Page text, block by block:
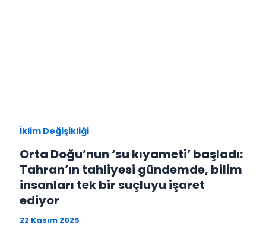
İklim Değişikliği
Orta Doğu’nun ‘su kıyameti’ başladı:
Tahran’ın tahliyesi gündemde, bilim
insanları tek bir suçluyu işaret
ediyor
22 Kasım 2025